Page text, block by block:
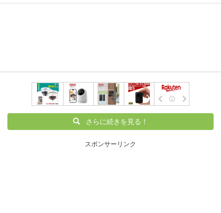
さらに続きを見る！
スポンサーリンク